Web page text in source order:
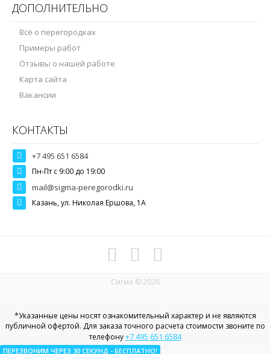
ДОПОЛНИТЕЛЬНО
Всё о перегородках
Примеры работ
Отзывы о нашей работе
Карта сайта
Вакансии
КОНТАКТЫ
+7 495 651 6584
Пн-Пт c 9:00 до 19:00
mail@sigma-peregorodki.ru
Казань, ул. Николая Ершова, 1А
Сигма © 2026
*Указанные цены носят ознакомительный характер и не являются
публичной офертой. Для заказа точного расчета стоимости звоните по
телефону+7 495 651 6584
ПЕРЕЗВОНИМ ЧЕРЕЗ 30 СЕКУНД - БЕСПЛАТНО!